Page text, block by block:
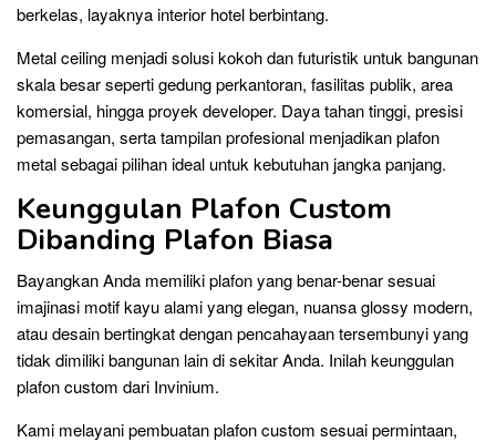
berkelas, layaknya interior hotel berbintang.
Metal ceiling menjadi solusi kokoh dan futuristik untuk bangunan
skala besar seperti gedung perkantoran, fasilitas publik, area
komersial, hingga proyek developer. Daya tahan tinggi, presisi
pemasangan, serta tampilan profesional menjadikan plafon
metal sebagai pilihan ideal untuk kebutuhan jangka panjang.
Keunggulan Plafon Custom
Dibanding Plafon Biasa
Bayangkan Anda memiliki plafon yang benar-benar sesuai
imajinasi motif kayu alami yang elegan, nuansa glossy modern,
atau desain bertingkat dengan pencahayaan tersembunyi yang
tidak dimiliki bangunan lain di sekitar Anda. Inilah keunggulan
plafon custom dari Invinium.
Kami melayani pembuatan plafon custom sesuai permintaan,